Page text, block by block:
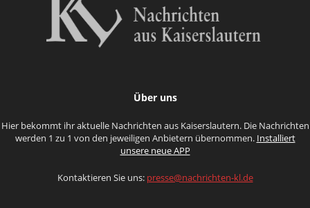
Über uns
Hier bekommt ihr aktuelle Nachrichten aus Kaiserslautern. Die Nachrichten
werden 1 zu 1 von den jeweiligen Anbietern übernommen. Installiert
unsere neue APP
Kontaktieren Sie uns: presse@nachrichten-kl.de